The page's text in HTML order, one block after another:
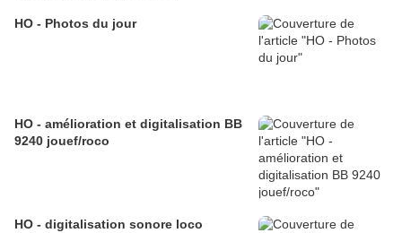
HO - Photos du jour
HO - amélioration et digitalisation BB
9240 jouef/roco
HO - digitalisation sonore loco